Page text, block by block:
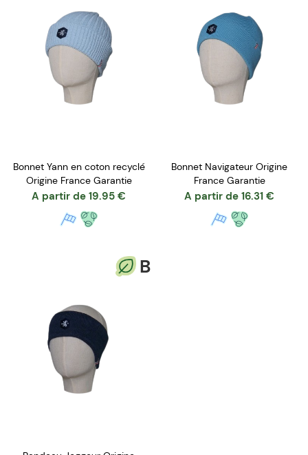
Bonnet Yann en coton recyclé
Origine France Garantie
A partir de 19.95 €
Bonnet Navigateur Origine
France Garantie
A partir de 16.31 €
B